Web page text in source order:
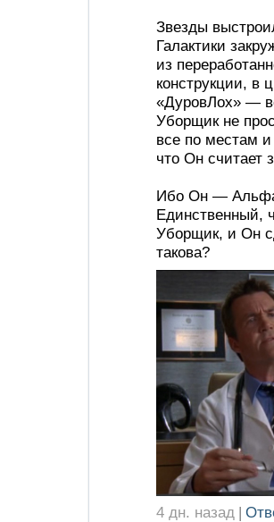
Звезды
Галактики
из
конструкции, в
«ДуровЛох» —
Уборщик не
все по местам
что Он считает
Ибо Он —
Единственный,
Уборщик, и Он
такова?
4 дн. назад |